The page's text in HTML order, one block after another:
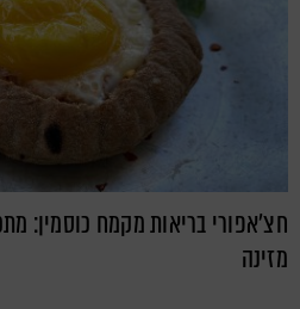
חצ'אפורי בריאות מקמח כוסמין:
מזינה